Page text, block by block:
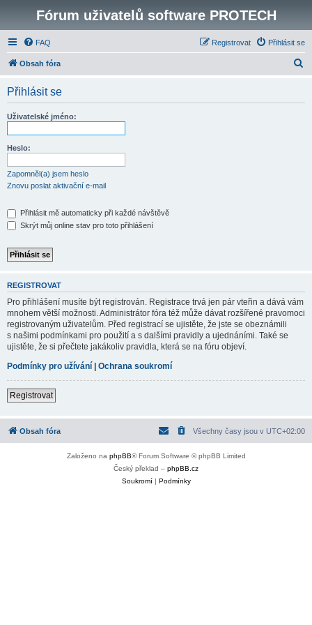
Fórum uživatelů software PROTECH
FAQ Přihlásit se
Registrovat
Obsah fóra
Přihlásit se
Uživatelské jméno:
Heslo:
Zapomněl(a) jsem heslo
Znovu poslat aktivační e-mail
Přihlásit mě automaticky při každé návštěvě
Skrýt můj online stav pro toto přihlášení
REGISTROVAT
Pro přihlášení musíte být registrován. Registrace trvá jen pár vteřin a dává vám
mnohem větší možnosti. Administrátor fóra též může dávat rozšířené pravomoci
registrovaným uživatelům. Před registrací se ujistěte, že jste se obeznámili
s našimi podmínkami pro použití a s dalšími pravidly a ujednáními. Také se
ujistěte, že si přečtete jakákoliv pravidla, která se na fóru objeví.
Podmínky pro užívání | Ochrana soukromí
Registrovat
Obsah fóra Všechny časy jsou v UTC+02:00
Založeno na phpBB® Forum Software © phpBB Limited
Český překlad – phpBB.cz
Soukromí| Podmínky